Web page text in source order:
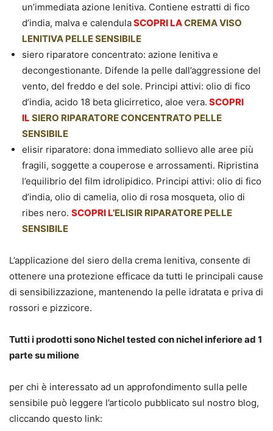
un’immediata azione lenitiva. Contiene estratti di fico
d’india, malva e calendulaSCOPRI LACREMA VISO
LENITIVA PELLE SENSIBILE
siero riparatore concentrato: azione lenitiva e
decongestionante. Difende la pelle dall’aggressione del
vento, del freddo e del sole. Principi attivi: olio di fico
d’india, acido 18 beta glicirretico, aloe vera. SCOPRI
IL SIERO RIPARATORE CONCENTRATO PELLE
SENSIBILE
elisir riparatore: dona immediato sollievo alle aree più
fragili, soggette a couperose e arrossamenti. Ripristina
l’equilibrio del film idrolipidico. Principi attivi: olio di fico
d’india, olio di camelia, olio di rosa mosqueta, olio di
ribes nero. SCOPRI L’ELISIR RIPARATORE PELLE
SENSIBILE
L’applicazione del siero della crema lenitiva, consente di
ottenere una protezione efficace da tutti le principali cause
di sensibilizzazione, mantenendo la pelle idratata e priva di
rossori e pizzicore.
Tutti i prodotti sono Nichel tested con nichel inferiore ad 1
parte su milione
per chi è interessato ad un approfondimento sulla pelle
sensibile può leggere l’articolo pubblicato sul nostro blog,
cliccando questo link: